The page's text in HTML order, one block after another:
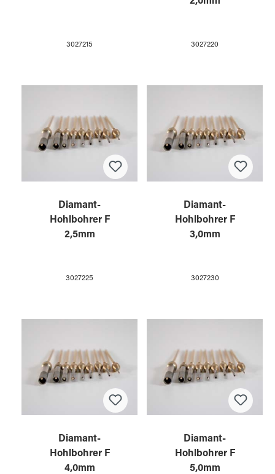
3027215 3027220
Diamant-
Hohlbohrer F
2,5mm
3027225
Diamant-
Hohlbohrer F
3,0mm
3027230
Diamant-
Hohlbohrer F
4,0mm
Diamant-
Hohlbohrer F
5,0mm